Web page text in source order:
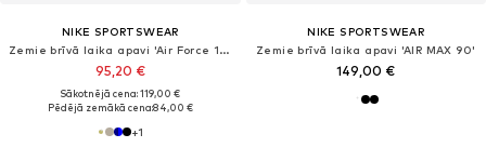
NIKE SPORTSWEAR
Zemie brīvā laika apavi 'Air Force 1 '07 LV8'
95,20 €
Sākotnējā cena: 119,00 €
Pēdējā zemākā cena:84,00 €
+1
NIKE SPORTSWEAR
Zemie brīvā laika apavi 'AIR MAX 90'
149,00 €